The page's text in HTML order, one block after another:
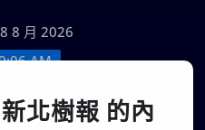
8 月 2026
AM
北樹報 的內